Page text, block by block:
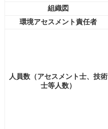
組織図
環境アセスメント責任者
人員数（アセスメント士、技術
士等人数）